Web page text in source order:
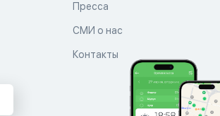
Пресса
СМИ о нас
Контакты